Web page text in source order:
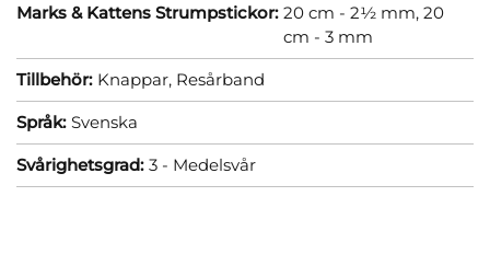
Marks & Kattens Strumpstickor: 20 cm - 2½ mm, 20
cm - 3 mm
Tillbehör: Knappar, Resårband
Språk: Svenska
Svårighetsgrad: 3 - Medelsvår